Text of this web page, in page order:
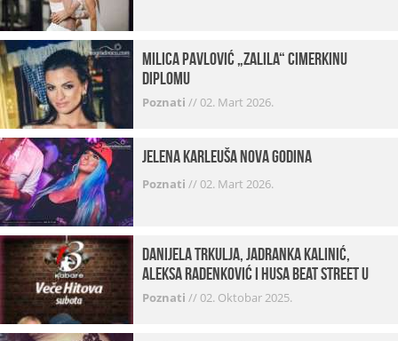
Milica Pavlović „zalila“ cimerkinu
diplomu
Poznati //02. Mart 2026.
Jelena Karleuša Nova godina
Poznati //02. Mart 2026.
Danijela Trkulja, Jadranka Kalinić,
Aleksa Radenković i Husa Beat Street u
Kabareu 13
Poznati //02. Oktobar 2025.